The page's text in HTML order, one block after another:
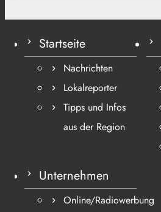
Startseite
Nachrichten
Lokalreporter
Tipps und Infos
aus der Region
Unternehmen
Online/Radiowerbung